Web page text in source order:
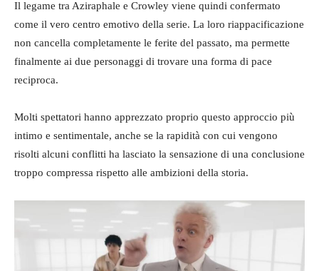
Il legame tra Aziraphale e Crowley viene quindi confermato
come il vero centro emotivo della serie. La loro riappacificazione
non cancella completamente le ferite del passato, ma permette
finalmente ai due personaggi di trovare una forma di pace
reciproca.
Molti spettatori hanno apprezzato proprio questo approccio più
intimo e sentimentale, anche se la rapidità con cui vengono
risolti alcuni conflitti ha lasciato la sensazione di una conclusione
troppo compressa rispetto alle ambizioni della storia.